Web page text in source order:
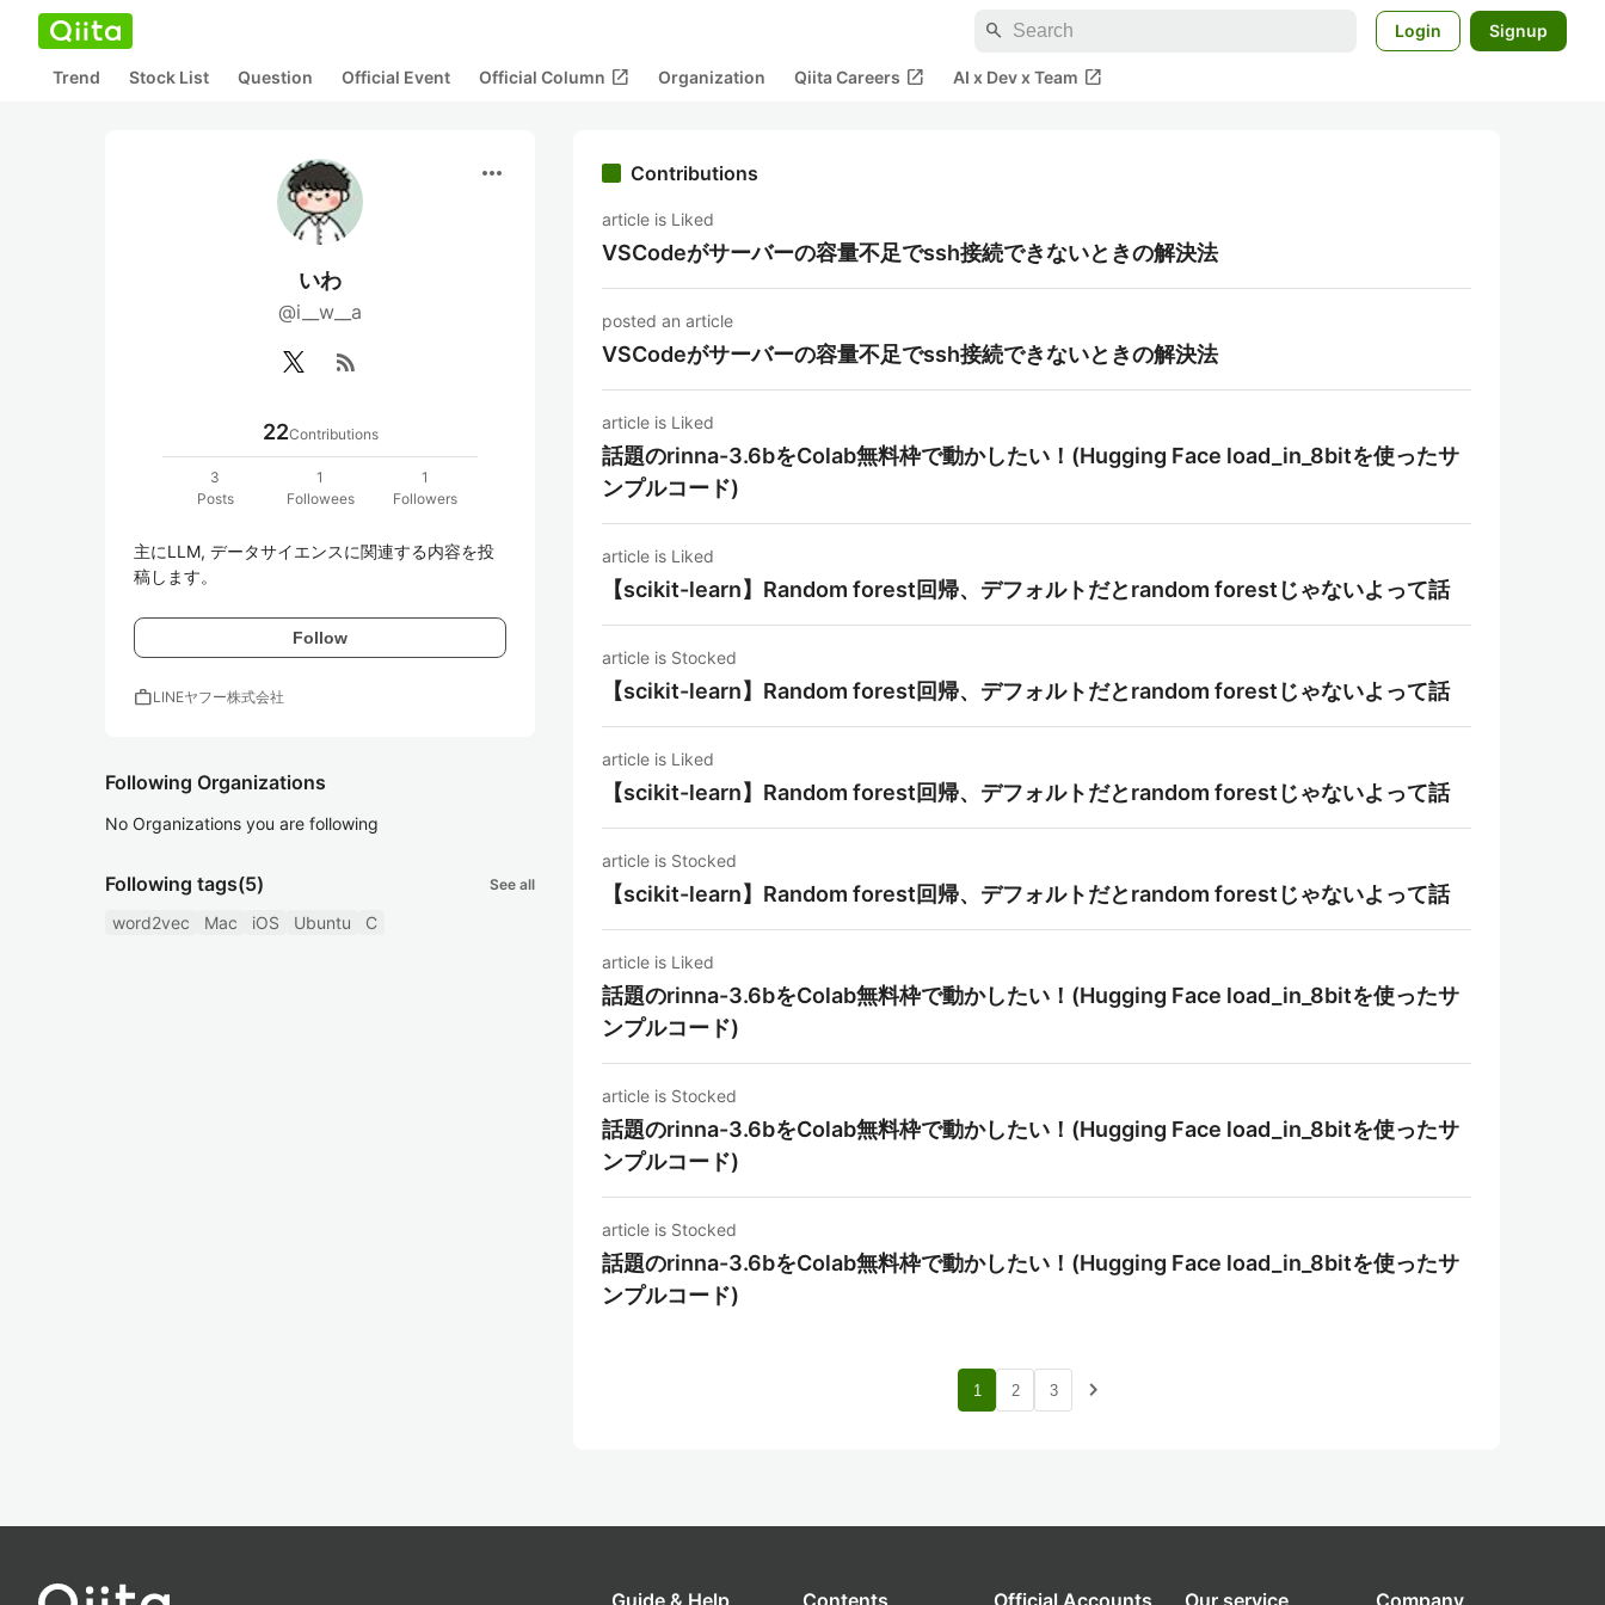
search Login Signup
Trend Stock List Question Official Event Official Column open_in_new Organization Qiita Careers open_in_new AI x Dev x Team open_in_new
more_horiz
いわ
@i__w__a
rss_feed
22Contributions
3
Posts
1
Followees
1
Followers
主にLLM, データサイエンスに関連する内容を投
稿します。
Follow
workLINEヤフー株式会社
Following Organizations
No Organizations you are following
Following tags(5) See all
word2vec Mac iOS Ubuntu C
Contributions
article is Liked
VSCodeがサーバーの容量不足でssh接続できないときの解決法
posted an article
VSCodeがサーバーの容量不足でssh接続できないときの解決法
article is Liked
話題のrinna-3.6bをColab無料枠で動かしたい！(Hugging Face load_in_8bitを使ったサ
ンプルコード)
article is Liked
【scikit-learn】Random forest回帰、デフォルトだとrandom forestじゃないよって話
article is Stocked
【scikit-learn】Random forest回帰、デフォルトだとrandom forestじゃないよって話
article is Liked
【scikit-learn】Random forest回帰、デフォルトだとrandom forestじゃないよって話
article is Stocked
【scikit-learn】Random forest回帰、デフォルトだとrandom forestじゃないよって話
article is Liked
話題のrinna-3.6bをColab無料枠で動かしたい！(Hugging Face load_in_8bitを使ったサ
ンプルコード)
article is Stocked
話題のrinna-3.6bをColab無料枠で動かしたい！(Hugging Face load_in_8bitを使ったサ
ンプルコード)
article is Stocked
話題のrinna-3.6bをColab無料枠で動かしたい！(Hugging Face load_in_8bitを使ったサ
ンプルコード)
1 2 3 navigate_next
Guide & Help Contents Official Accounts Our service Company